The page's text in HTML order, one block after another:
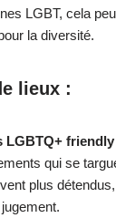
LGBT, cela
la diversité.
lieux :
LGBTQ+ friendly
qui se
plus